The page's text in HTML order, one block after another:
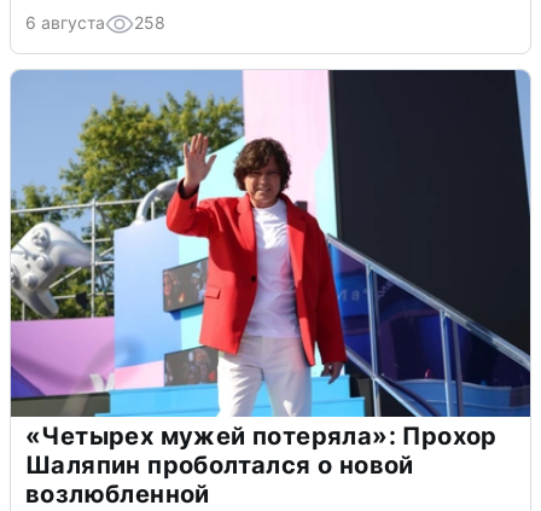
6 августа 258
«Четырех мужей потеряла»: Прохор
Шаляпин проболтался о новой
возлюбленной